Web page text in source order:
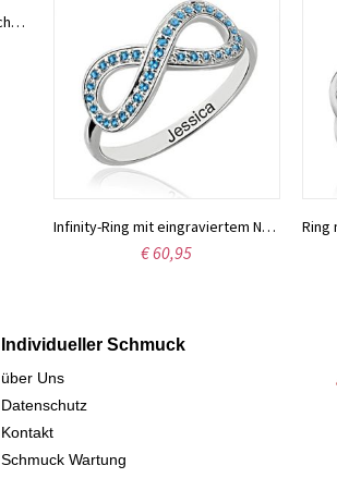
Personalisierter Ring mit geschwungenen Formen zwei Geburtssteine
Infinity-Ring mit eingraviertem Namen vollständig besetzt mit Geburtssteinen
€ 60,95
Individueller Schmuck
über Uns
Datenschutz
Kontakt
Schmuck Wartung